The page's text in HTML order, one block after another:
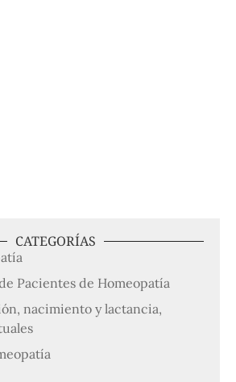
CATEGORÍAS
Pacientes de Homeopatía
nacimiento y lactancia,